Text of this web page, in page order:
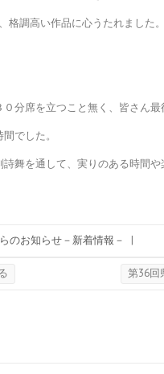
調高い作品に心うたれました。
分席を立つこと無く、皆さん最
でした。
舞を通して、実りのある時間や
のお知らせ－新着情報－ |
第36回